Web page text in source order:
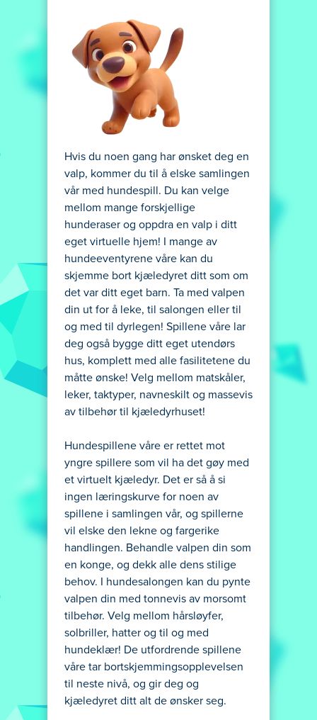
Hvis du noen gang har ønsket deg en
valp, kommer du til å elske samlingen
vår med hundespill. Du kan velge
mellom mange forskjellige
hunderaser og oppdra en valp i ditt
eget virtuelle hjem! I mange av
hundeeventyrene våre kan du
skjemme bort kjæledyret ditt som om
det var ditt eget barn. Ta med valpen
din ut for å leke, til salongen eller til
og med til dyrlegen! Spillene våre lar
deg også bygge ditt eget utendørs
hus, komplett med alle fasilitetene du
måtte ønske! Velg mellom matskåler,
leker, taktyper, navneskilt og massevis
av tilbehør til kjæledyrhuset!
Hundespillene våre er rettet mot
yngre spillere som vil ha det gøy med
et virtuelt kjæledyr. Det er så å si
ingen læringskurve for noen av
spillene i samlingen vår, og spillerne
vil elske den lekne og fargerike
handlingen. Behandle valpen din som
en konge, og dekk alle dens stilige
behov. I hundesalongen kan du pynte
valpen din med tonnevis av morsomt
tilbehør. Velg mellom hårsløyfer,
solbriller, hatter og til og med
hundeklær! De utfordrende spillene
våre tar bortskjemmingsopplevelsen
til neste nivå, og gir deg og
kjæledyret ditt alt de ønsker seg.